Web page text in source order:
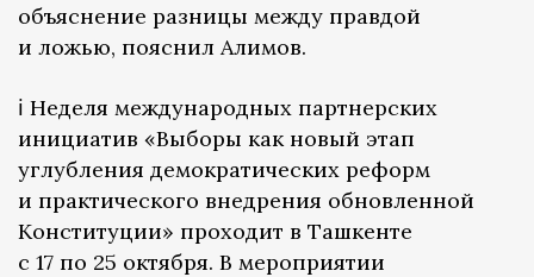
объяснение разницы между правдой
и ложью, пояснил Алимов.
ℹ️ Неделя международных партнерских
инициатив «Выборы как новый этап
углубления демократических реформ
и практического внедрения обновленной
Конституции» проходит в Ташкенте
с 17 по 25 октября. В мероприятии